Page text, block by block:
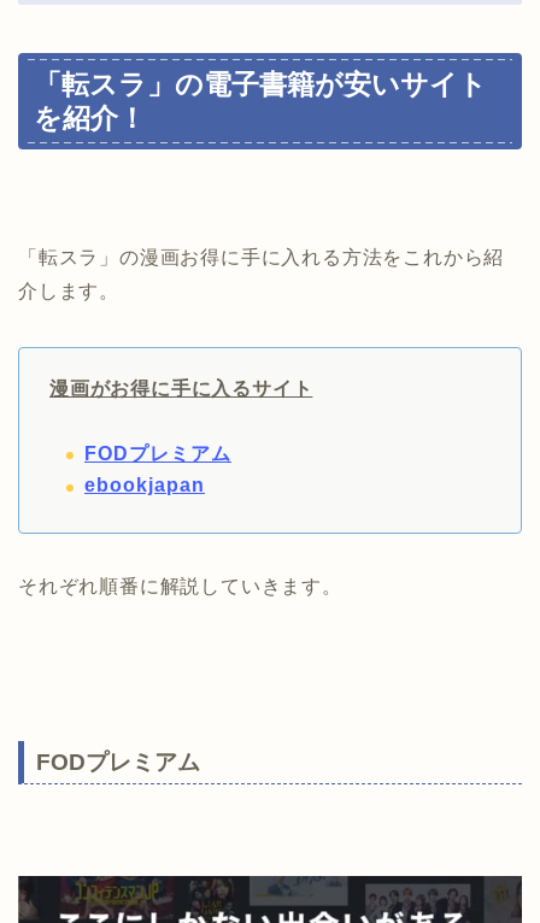
「転スラ」の電子書籍が安いサイト
を紹介！
「転スラ」の漫画お得に手に入れる方法をこれから紹
介します。
漫画がお得に手に入るサイト
FODプレミアム
ebookjapan
それぞれ順番に解説していきます。
FODプレミアム